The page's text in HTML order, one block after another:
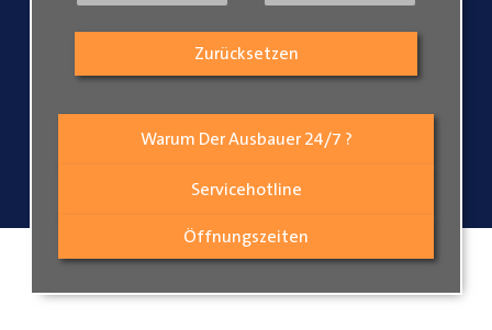
Warum Der Ausbauer 24/7 ?
Servicehotline
Öffnungszeiten
Zurücksetzen